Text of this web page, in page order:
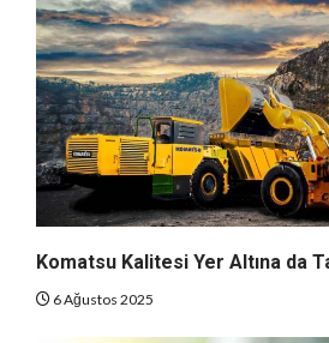
Komatsu Kalitesi Yer Altına da
6 Ağustos 2025